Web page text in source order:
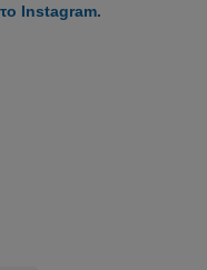
Instagram.